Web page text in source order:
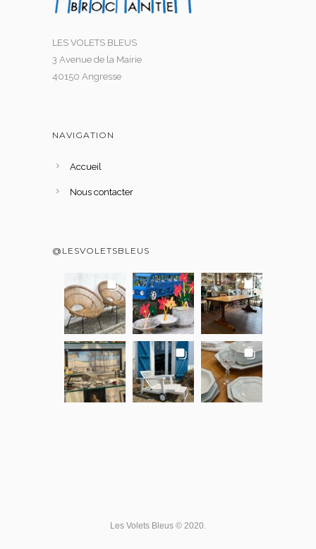
LES VOLETS BLEUS
3 Avenue de la Mairie
40150 Angresse
NAVIGATION
Accueil
Nous contacter
@LESVOLETSBLEUS
Les Volets Bleus © 2020.